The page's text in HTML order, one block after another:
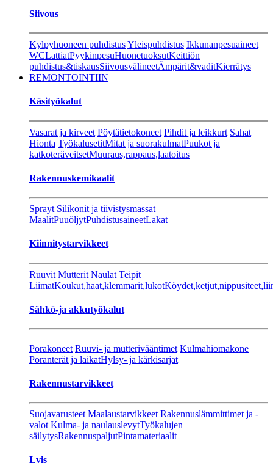
Siivous
Kylpyhuoneen puhdistusYleispuhdistus Ikkunanpesuaineet
WCLattiatPyykinpesuHuonetuoksutKeittiön
puhdistus&tiskausSiivousvälineetÄmpärit&vaditKierrätys
REMONTOINTIIN
Käsityökalut
Vasarat ja kirveet Pöytätietokoneet Pihdit ja leikkurt Sahat
Hionta TyökalusetitMitat ja suorakulmatPuukot ja
katkoteräveitsetMuuraus,rappaus,laatoitus
Rakennuskemikaalit
Sprayt Silikonit ja tiivistysmassat
MaalitPuuöljytPuhdistusaineetLakat
Kiinnitystarvikkeet
Ruuvit Mutterit Naulat Teipit
LiimatKoukut,haat,klemmarit,lukot
Sähkö-ja akkutyökalut
Porakoneet Ruuvi- ja mutterivääntimet Kulmahiomakone
Poranterät ja laikatHylsy- ja kärkisarjat
Rakennustarvikkeet
Suojavarusteet Maalaustarvikkeet Rakennuslämmittimet ja -
valot Kulma- ja naulauslevytTyökalujen
säilytysRakennuspaljutPintamateriaalit
Lvis